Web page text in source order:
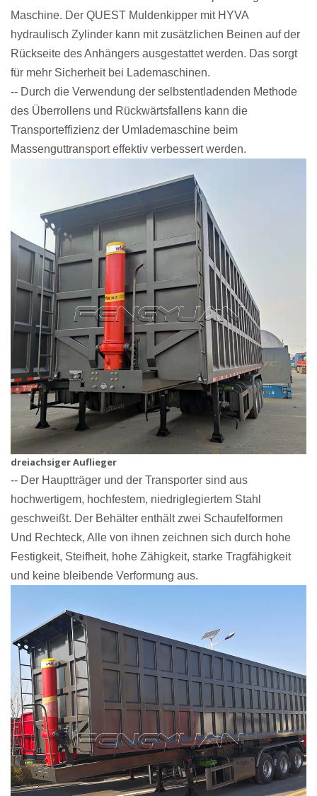
Maschine. Der QUEST Muldenkipper mit HYVA
hydraulisch Zylinder kann mit zusätzlichen Beinen auf der
Rückseite des Anhängers ausgestattet werden. Das sorgt
für mehr Sicherheit bei Lademaschinen.
-- Durch die Verwendung der selbstentladenden Methode
des Überrollens und Rückwärtsfallens kann die
Transporteffizienz der Umlademaschine beim
Massenguttransport effektiv verbessert werden.
dreiachsiger Auflieger
-- Der Hauptträger und der Transporter sind aus
hochwertigem, hochfestem, niedriglegiertem Stahl
geschweißt. Der Behälter enthält zwei Schaufelformen
Und Rechteck, Alle von ihnen zeichnen sich durch hohe
Festigkeit, Steifheit, hohe Zähigkeit, starke Tragfähigkeit
und keine bleibende Verformung aus.